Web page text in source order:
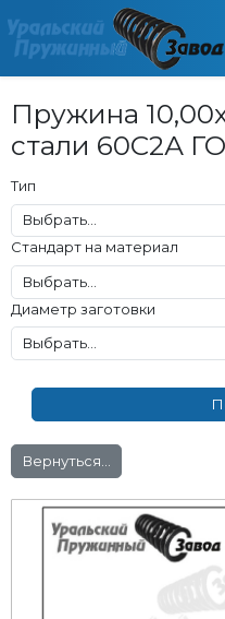
Пружина
стали 60С2А
Тип
Стандарт на материал
Диаметр заготовки
Вернуться...